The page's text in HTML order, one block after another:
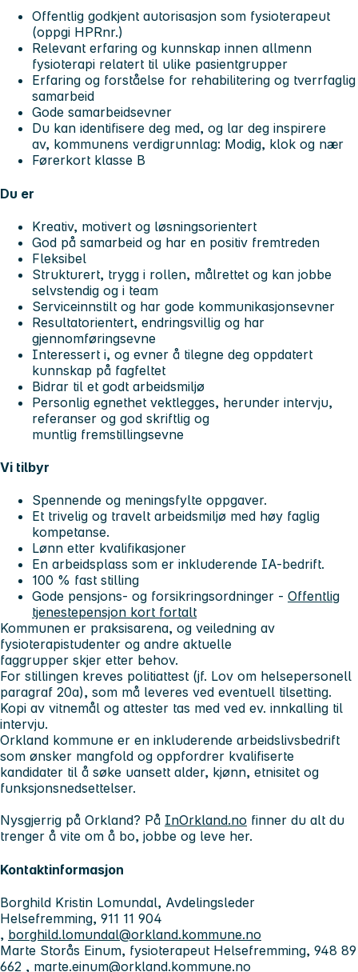
Offentlig godkjent autorisasjon som fysioterapeut
(oppgi HPRnr.)
Relevant erfaring og kunnskap innen allmenn
fysioterapi relatert til ulike pasientgrupper
Erfaring og forståelse for rehabilitering og tverrfaglig
samarbeid
Gode samarbeidsevner
Du kan identifisere deg med, og lar deg inspirere
av, kommunens verdigrunnlag: Modig, klok og nær
Førerkort klasse B
Du er
Kreativ, motivert og løsningsorientert
God på samarbeid og har en positiv fremtreden
Fleksibel
Strukturert, trygg i rollen, målrettet og kan jobbe
selvstendig og i team
Serviceinnstilt og har gode kommunikasjonsevner
Resultatorientert, endringsvillig og har
gjennomføringsevne
Interessert i, og evner å tilegne deg oppdatert
kunnskap på fagfeltet
Bidrar til et godt arbeidsmiljø
Personlig egnethet vektlegges, herunder intervju,
referanser og god skriftlig og
muntlig fremstillingsevne
Vi tilbyr
Spennende og meningsfylte oppgaver.
Et trivelig og travelt arbeidsmiljø med høy faglig
kompetanse.
Lønn etter kvalifikasjoner
En arbeidsplass som er inkluderende IA-bedrift.
100 % fast stilling
Gode pensjons- og forsikringsordninger - Offentlig
tjenestepensjon kort fortalt
Kommunen er praksisarena, og veiledning av
fysioterapistudenter og andre aktuelle
faggrupper skjer etter behov.
For stillingen kreves politiattest (jf. Lov om helsepersonell
paragraf 20a), som må leveres ved eventuell tilsetting.
Kopi av vitnemål og attester tas med ved ev. innkalling til
intervju.
Orkland kommune er en inkluderende arbeidslivsbedrift
som ønsker mangfold og oppfordrer kvalifiserte
kandidater til å søke uansett alder, kjønn, etnisitet og
funksjonsnedsettelser.
Nysgjerrig på Orkland? På InOrkland.no finner du alt du
trenger å vite om å bo, jobbe og leve her.
Kontaktinformasjon
Borghild Kristin Lomundal, Avdelingsleder
Helsefremming, 911 11 904
, borghild.lomundal@orkland.kommune.no
Marte Storås Einum, fysioterapeut Helsefremming, 948 89
662 , marte.einum@orkland.kommune.no